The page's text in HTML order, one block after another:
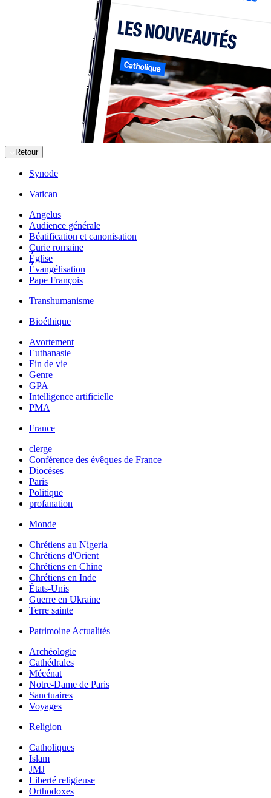
Retour
Synode
Vatican
Angelus
Audience générale
Béatification et canonisation
Curie romaine
Église
Évangélisation
Pape François
Transhumanisme
Bioéthique
Avortement
Euthanasie
Fin de vie
Genre
GPA
Intelligence artificielle
PMA
France
clerge
Conférence des évêques de France
Diocèses
Paris
Politique
profanation
Monde
Chrétiens au Nigeria
Chrétiens d'Orient
Chrétiens en Chine
Chrétiens en Inde
États-Unis
Guerre en Ukraine
Terre sainte
Patrimoine Actualités
Archéologie
Cathédrales
Mécénat
Notre-Dame de Paris
Sanctuaires
Voyages
Religion
Catholiques
Islam
JMJ
Liberté religieuse
Orthodoxes